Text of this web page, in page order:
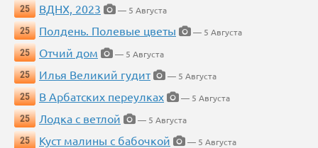
25 ВДНХ, 2023
— 5 Августа
25
Полдень. Полевые цветы
— 5 Августа
25
Отчий дом
— 5 Августа
25
Илья Великий гудит
— 5 Августа
25
В Арбатских переулках
— 5 Августа
25
Лодка с ветлой
— 5 Августа
25
Куст малины с бабочкой
— 5 Августа